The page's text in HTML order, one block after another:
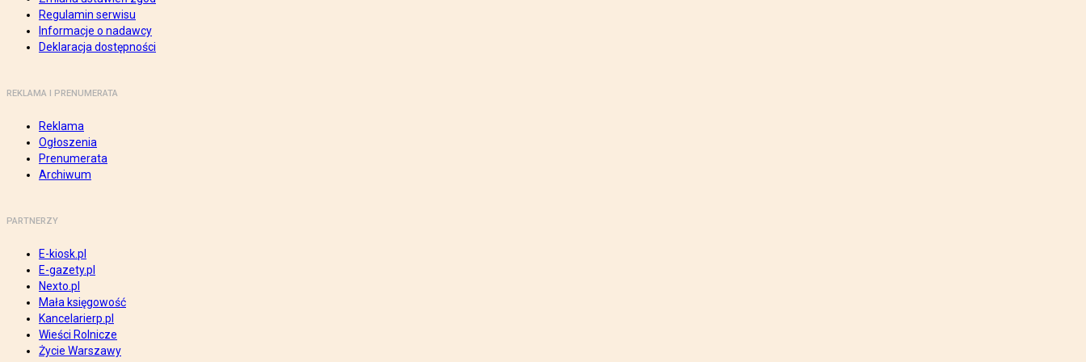
Regulamin serwisu
Informacje o nadawcy
Deklaracja dostępności
REKLAMA I PRENUMERATA
Reklama
Ogłoszenia
Prenumerata
Archiwum
PARTNERZY
E-kiosk.pl
E-gazety.pl
Nexto.pl
Mała księgowość
Kancelarierp.pl
Wieści Rolnicze
Życie Warszawy